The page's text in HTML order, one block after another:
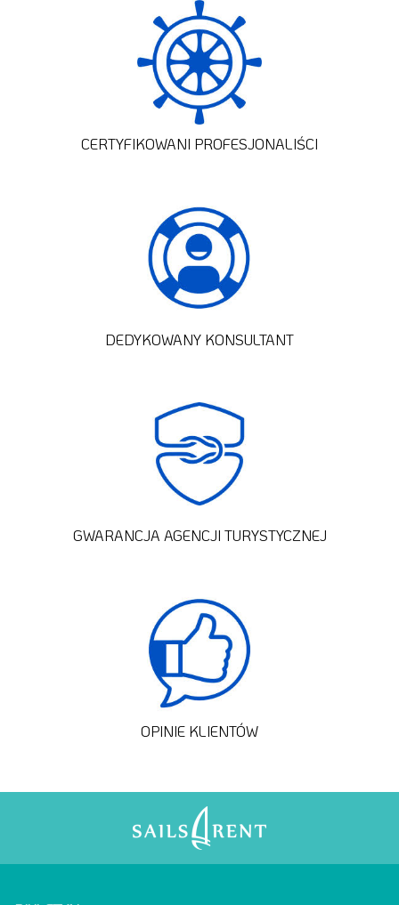
CERTYFIKOWANI PROFESJONALIŚCI
DEDYKOWANY KONSULTANT
GWARANCJA AGENCJI TURYSTYCZNEJ
OPINIE KLIENTÓW